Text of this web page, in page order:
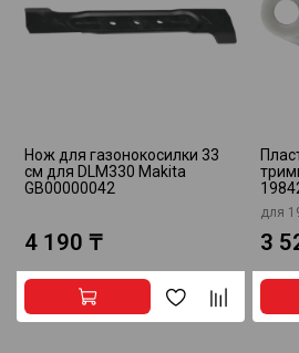
Нож для газонокосилки 33
см для DLM330 Makita
GB00000042
4 190 ₸
для
3